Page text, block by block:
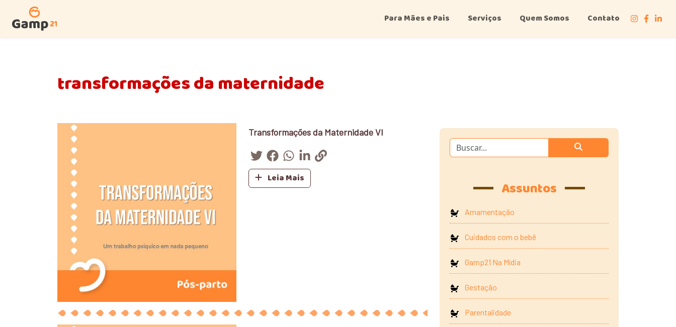
Para Mães e Pais Serviços Quem Somos Contato
transformações da maternidade
Transformações da Maternidade VI
Leia Mais
Assuntos
Amamentação
Cuidados com o bebê
Gamp21 Na Mídia
Gestação
Parentalidade